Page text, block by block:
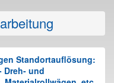
Standortauflösung:
Dreh- und